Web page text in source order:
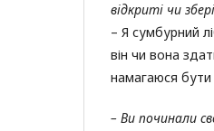
відкриті чи
– Я сумбурний
він чи вона
намагаюся
– Ви починали